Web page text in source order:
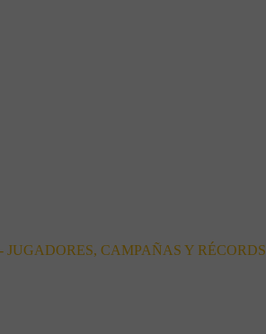
CAMPAÑAS Y RÉCORDS